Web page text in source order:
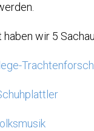
wir 5